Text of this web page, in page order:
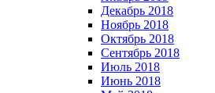
Декабрь 2018
Ноябрь 2018
Октябрь 2018
Сентябрь 2018
Июль 2018
Июнь 2018